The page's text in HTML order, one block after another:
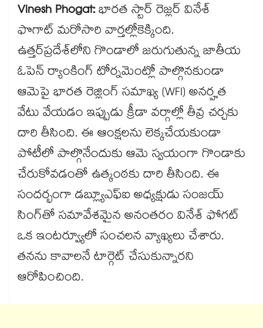
Vinesh Phogat:భారత స్టార్ రెజ్లర్ వినేశ్
ఫొగాట్ మరోసారి వార్తల్లోకెక్కింది.
ఉత్తర్‌ప్రదేశ్‌లోని గొండాలో జరుగుతున్న జాతీయ
ఓపెన్ ర్యాంకింగ్ టోర్నమెంట్లో పాల్గొనకుండా
ఆమెపై భారత రెజ్లింగ్ సమాఖ్య (WFI) అనర్హత
వేటు వేయడం ఇప్పుడు క్రీడా వర్గాల్లో తీవ్ర చర్చకు
దారి తీసింది. ఈ ఆంక్షలను లెక్కచేయకుండా
పోటీలో పాల్గొనేందుకు ఆమె స్వయంగా గొండాకు
చేరుకోవడంతో ఉత్కంఠకు దారి తీసింది. ఈ
సందర్భంగా డబ్ల్యూఎఫ్ఐ అధ్యక్షుడు సంజయ్
సింగ్‌తో సమావేశమైన అనంతరం వినేశ్ ఫోగట్
ఒక ఇంటర్వ్యూలో సంచలన వ్యాఖ్యలు చేశారు.
తనను కావాలనే టార్గెట్ చేసుకున్నారని
ఆరోపించింది.